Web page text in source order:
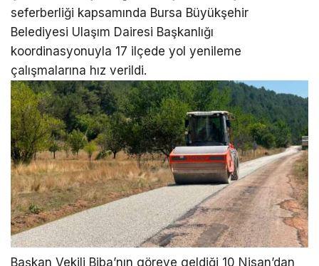
seferberliği kapsamında Bursa Büyükşehir
Belediyesi Ulaşım Dairesi Başkanlığı
koordinasyonuyla 17 ilçede yol yenileme
çalışmalarına hız verildi.
Başkan Vekili Biba’nın göreve geldiği 10 Nisan’dan